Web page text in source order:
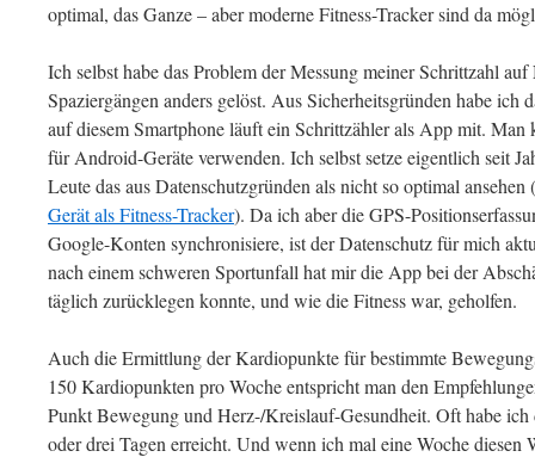
optimal, das Ganze – aber moderne Fitness-Tracker sind da
Ich selbst habe das Problem der Messung meiner Schrittzahl
Spaziergängen anders gelöst. Aus Sicherheitsgründen habe ich
auf diesem Smartphone läuft ein Schrittzähler als App mit. Man
für Android-Geräte verwenden. Ich selbst setze eigentlich seit
Leute das aus Datenschutzgründen als nicht so optimal
Gerät als Fitness-Tracker). Da ich aber die GPS-
Google-Konten synchronisiere, ist der Datenschutz für mich
nach einem schweren Sportunfall hat mir die App bei der
täglich zurücklegen konnte, und wie die Fitness war, geholfen.
Auch die Ermittlung der Kardiopunkte für bestimmte
150 Kardiopunkten pro Woche entspricht man den
Punkt Bewegung und Herz-/Kreislauf-Gesundheit. Oft habe ich
oder drei Tagen erreicht. Und wenn ich mal eine Woche